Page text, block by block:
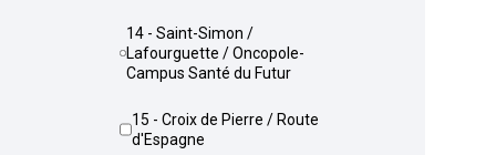
14 - Saint-Simon /
Lafourguette / Oncopole-
Campus Santé du Futur
15 - Croix de Pierre / Route
d'Espagne